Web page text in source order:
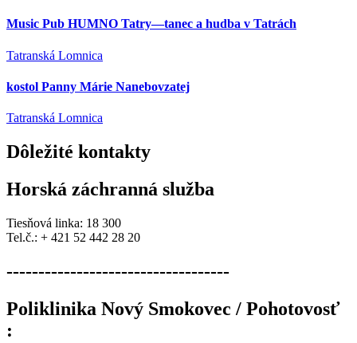
Music Pub HUMNO Tatry—tanec a hudba v Tatrách
Tatranská Lomnica
kostol Panny Márie Nanebovzatej
Tatranská Lomnica
Dôležité kontakty
Horská záchranná služba
Tiesňová linka: 18 300
Tel.č.: + 421 52 442 28 20
-----------------------------------
Poliklinika Nový Smokovec / Pohotovosť
: